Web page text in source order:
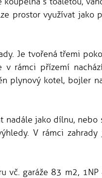
prostor využívat jako
Je tvořená třemi
rámci přízemí
plynový kotel, bojler
nadále jako dílnu, nebo
V rámci zahrady
vč. garáže 83 m2, 1NP